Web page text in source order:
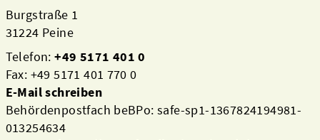
Burgstraße 1
31224 Peine
Telefon:+49 5171 401 0
Fax: +49 5171 401 770 0
E-Mail schreiben
Behördenpostfach beBPo: safe-sp1-1367824194981-
013254634